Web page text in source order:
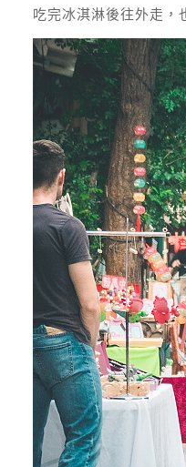
吃完冰淇淋後往外走，